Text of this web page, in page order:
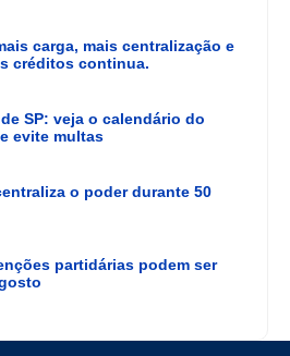
carga, mais centralização e
créditos continua.
SP: veja o calendário do
evite multas
o poder durante 50
partidárias podem ser